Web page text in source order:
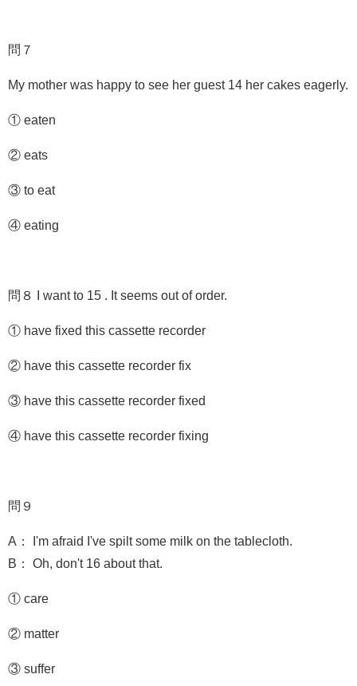
問７
My mother was happy to see her guest 14 her cakes eagerly.
① eaten
② eats
③ to eat
④ eating
問８ I want to 15 . It seems out of order.
① have fixed this cassette recorder
② have this cassette recorder fix
③ have this cassette recorder fixed
④ have this cassette recorder fixing
問９
A： I'm afraid I've spilt some milk on the tablecloth.
B： Oh, don't 16 about that.
① care
② matter
③ suffer